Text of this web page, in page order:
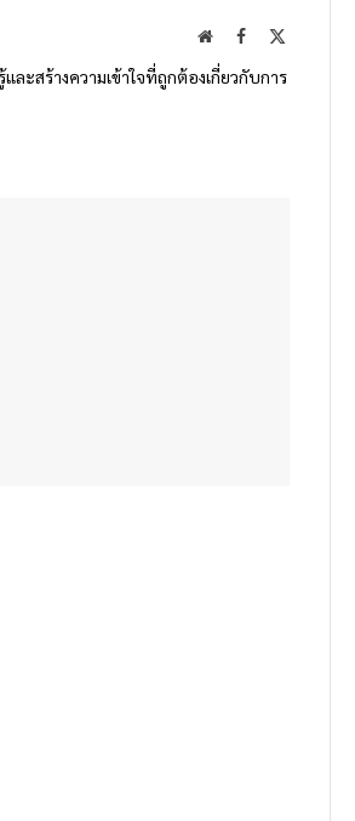
WebsiteFacebook
ละสร้างความเข้าใจที่ถูกต้องเกี่ยวกับการ